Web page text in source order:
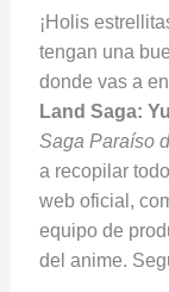
¡Holis
tengan una
donde vas a
Land Saga:
Saga Paraíso
a recopilar
web oficial,
equipo de
del anime.